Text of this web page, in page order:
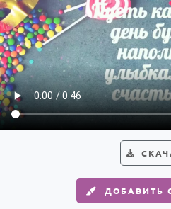
ДОБАВИТЬ